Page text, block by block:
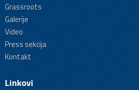
Grassroots
Galerije
Video
Press sekcija
Kontakt
Linkovi